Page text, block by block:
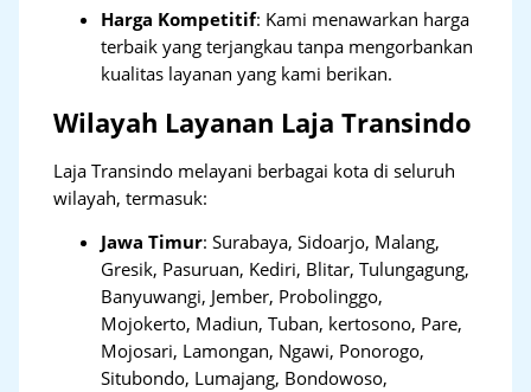
Harga Kompetitif: Kami menawarkan harga
terbaik yang terjangkau tanpa mengorbankan
kualitas layanan yang kami berikan.
Wilayah Layanan Laja Transindo
Laja Transindo melayani berbagai kota di seluruh
wilayah, termasuk:
Jawa Timur:Surabaya, Sidoarjo, Malang,
Gresik, Pasuruan, Kediri, Blitar, Tulungagung,
Banyuwangi, Jember, Probolinggo,
Mojokerto, Madiun, Tuban, kertosono, Pare,
Mojosari, Lamongan, Ngawi, Ponorogo,
Situbondo, Lumajang, Bondowoso,